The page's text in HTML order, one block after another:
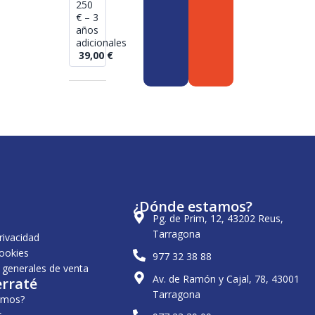
250
€ – 3
años
adicionales
39,00 €
de venta
¿Dónde estamos?
Pg. de Prim, 12, 43202 Reus,
Tarragona
977 32 38 88
Av. de Ramón y Cajal, 78, 43001
Tarragona